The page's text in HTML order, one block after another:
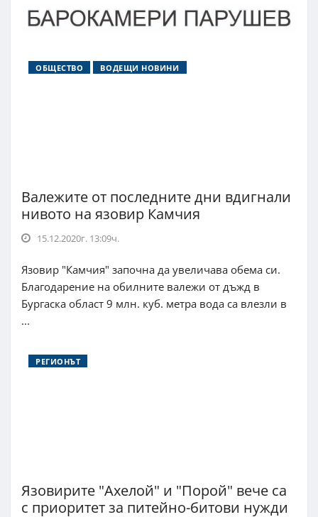
ОБЩЕСТВО ВОДЕЩИ НОВИНИ
Валежите от последните дни вдигнали
нивото на язовир Камчия
15.12.2020г. 13:09ч.
Язовир "Камчия" започна да увеличава обема си.
Благодарение на обилните валежи от дъжд в
Бургаска област 9 млн. куб. метра вода са влезли в
...
РЕГИОНЪТ
Язовирите "Ахелой" и "Порой" вече са
с приоритет за питейно-битови нужди